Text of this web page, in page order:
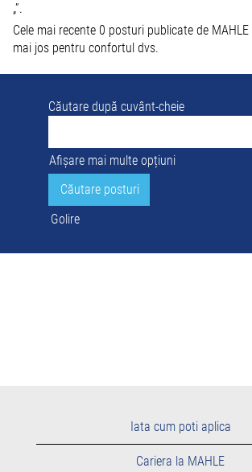
„”.
Cele mai recente 0 posturi publicate de
mai jos pentru confortul dvs.
Căutare după cuvânt-cheie
Afișare mai multe opțiuni
Golire
Iata cum poti aplica
Cariera la MAHLE